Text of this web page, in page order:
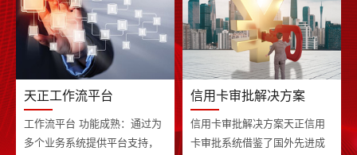
天正工作流平台
工作流平台 功能成熟：通过为
多个业务系统提供平台支持，
信用卡审批解决方案
信用卡审批解决方案天正信用
卡审批系统借鉴了国外先进成